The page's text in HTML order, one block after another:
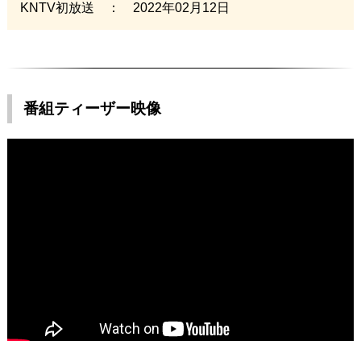
KNTV初放送 ： 2022年02月12日
番組ティーザー映像